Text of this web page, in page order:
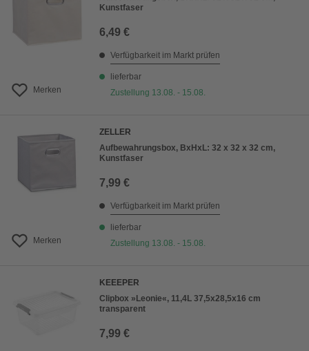
Merken
Kunstfaser
6,49 €
Verfügbarkeit im Markt prüfen
lieferbar
Zustellung 13.08. - 15.08.
Merken
ZELLER
Aufbewahrungsbox, BxHxL: 32 x 32 x 32 cm,
Kunstfaser
7,99 €
Verfügbarkeit im Markt prüfen
lieferbar
Zustellung 13.08. - 15.08.
KEEEPER
Clipbox »Leonie«, 11,4L 37,5x28,5x16 cm
transparent
7,99 €